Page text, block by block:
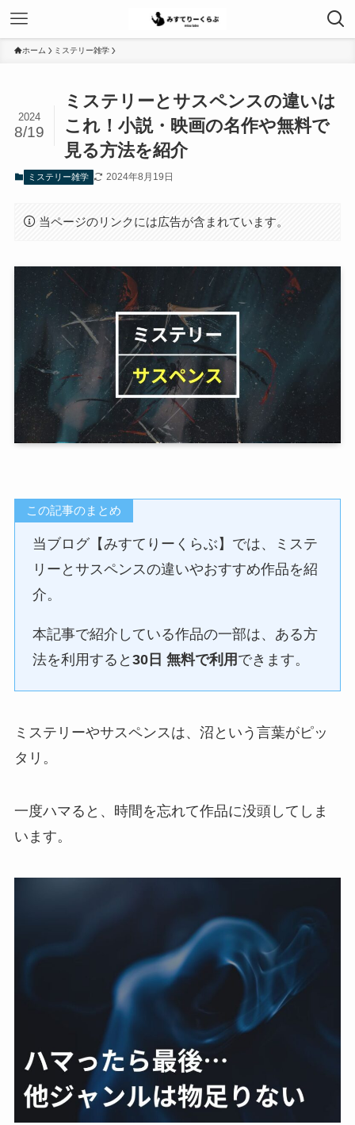
ホーム ミステリー雑学
ミステリーとサスペンスの違いは
これ！小説・映画の名作や無料で
見る方法を紹介
2024
8/19
ミステリー雑学 2024年8月19日
当ページのリンクには広告が含まれています。
この記事のまとめ
当ブログ【みすてりーくらぶ】では、ミステ
リーとサスペンスの違いやおすすめ作品を紹
介。
本記事で紹介している作品の一部は、ある方
法を利用すると30日 無料で利用 できます。
ミステリーやサスペンスは、沼という言葉がピッ
タリ。
一度ハマると、時間を忘れて作品に没頭してしま
います。